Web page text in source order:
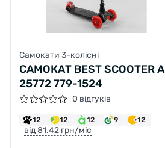
Самокати 3-колісні
САМОКАТ BEST SCOOTER A
25772 779-1524
0 відгуків
12 12 12 9 12
від 81.42 грн/міс